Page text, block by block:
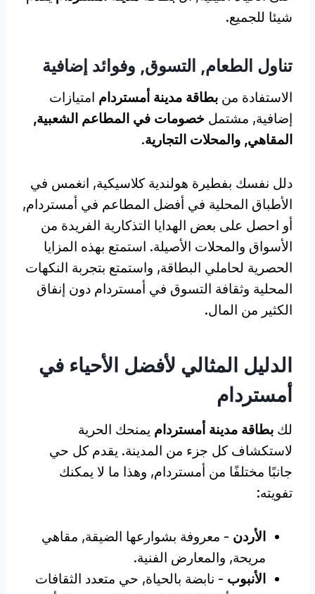
شيئا للجميع.
تناول الطعام, التسوق, وفوائد إضافية
الاستفادة من بطاقة مدينة أمستردام امتيازات
إضافية, مشتمل خصومات في المطاعم الشعبية,
المقاهي, والمحلات التجارية.
دلل نفسك بفطيرة هولندية كلاسيكية, انغمس في
الأطباق المحلية في أفضل المطاعم في أمستردام,
أو احصل على بعض الهدايا التذكارية الفريدة من
الأسواق والمحلات الأصيلة. استمتع بهذه المزايا
الحصرية لحاملي البطاقة, واستمتع بتجربة النكهات
المحلية وثقافة التسوق في أمستردام دون إنفاق
الكثير من المال.
الدليل المثالي لأفضل الأحياء في
أمستردام
لك بطاقة مدينة أمستردام يمنحك الحرية
لاستكشاف كل جزء من المدينة. يقدم كل حي
جانبًا مختلفًا من أمستردام, وهذا ما لا يمكنك
تفويته:
الأردن - معروفة بشوارعها الضيقة, مقاهي
مريحة, والمعارض الفنية.
الأنبوب - نابضة بالحياة, حي متعدد الثقافات